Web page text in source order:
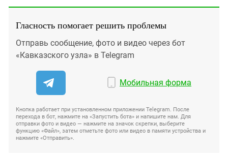
Гласность помогает решить проблемы
Отправь сообщение, фото и видео через бот
«Кавказского узла» в Telegram
Мобильная форма
Кнопка работает при установленном приложении Telegram. После
перехода в бот, нажмите на «Запустить бота» и напишите нам. Для
отправки фото и видео — нажмите на значок скрепки, выберите
функцию «Файл», затем отметьте фото или видео в памяти устройства и
нажмите «Отправить».